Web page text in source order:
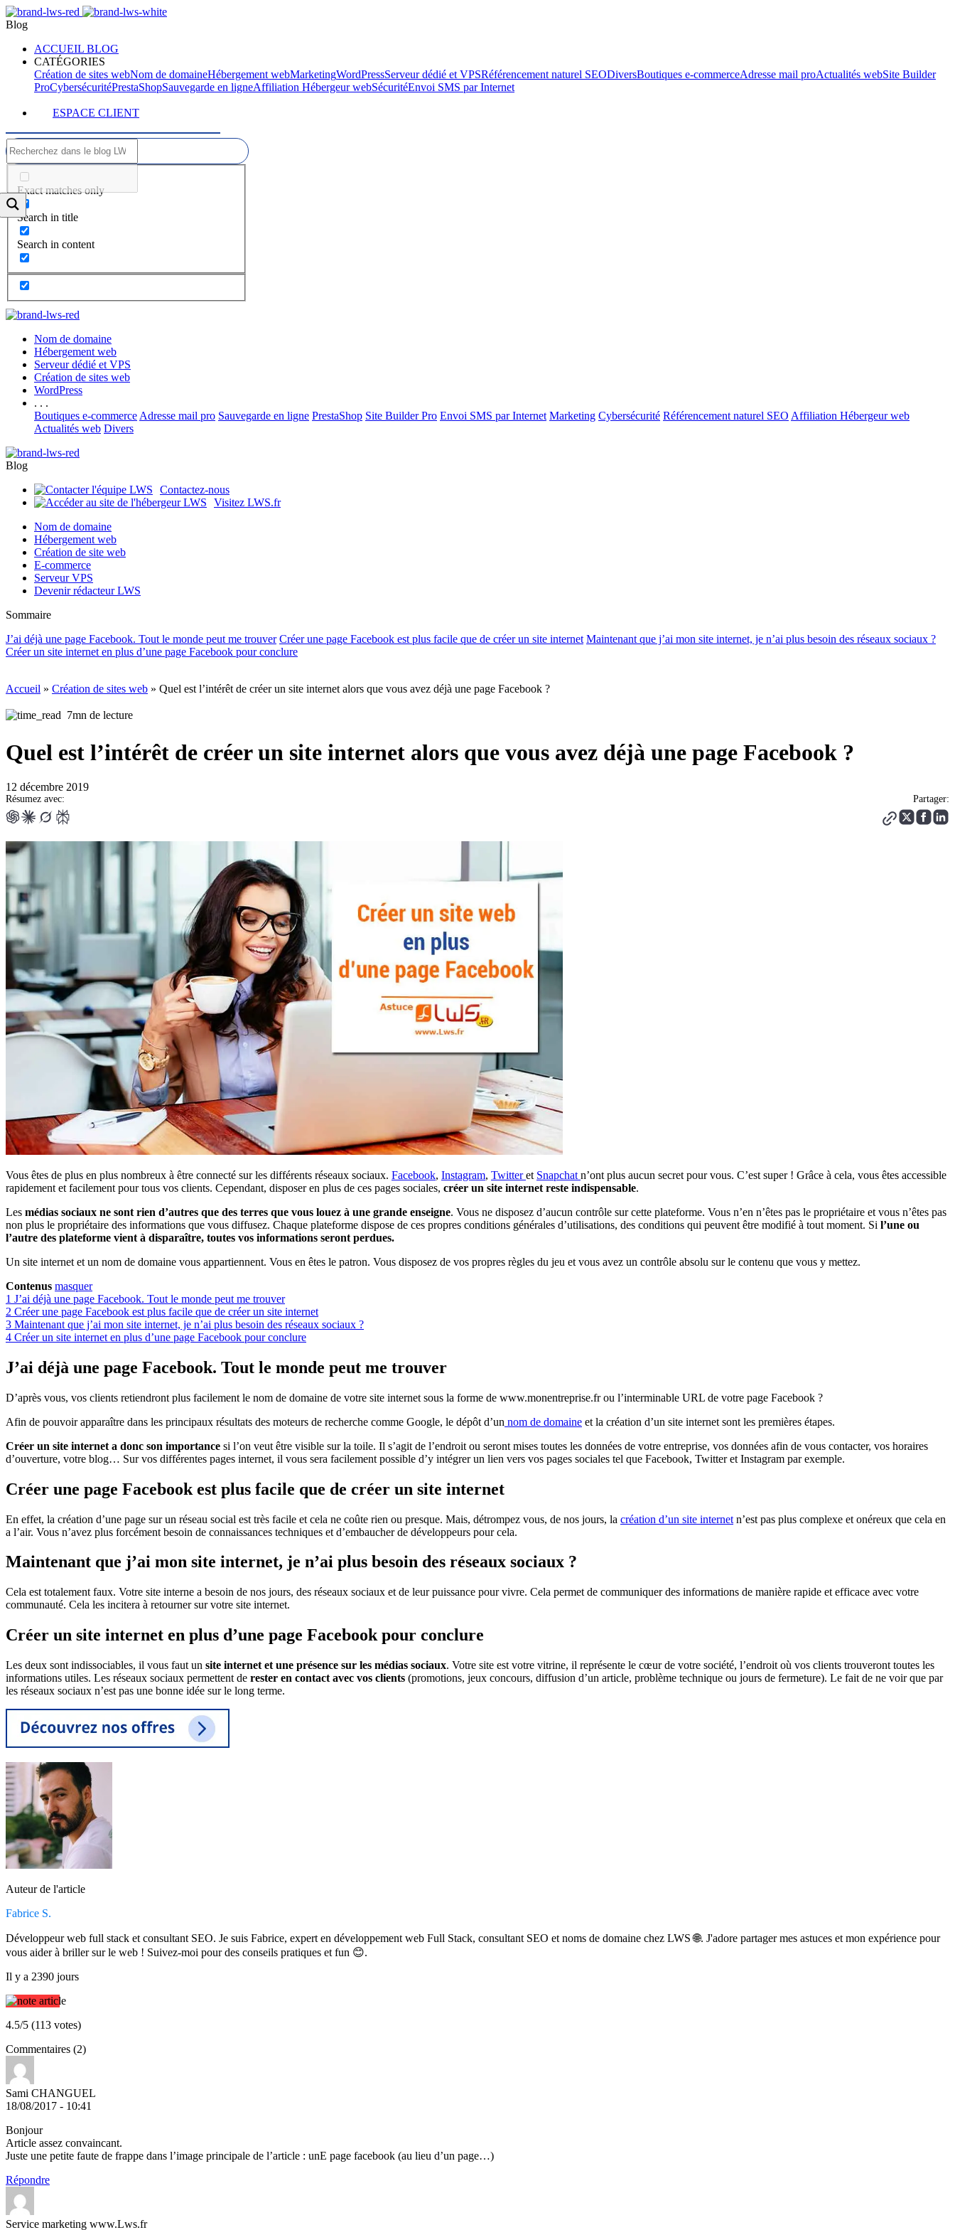
Blog
ACCUEIL BLOG
CATÉGORIES
Création de sites webNom de domaineHébergement webMarketingWordPressServeur dédié et VPSRéférencement naturel SEODiversBoutiques e-commerceAdresse mail proActualités webSite Builder
ProCybersécuritéPrestaShopSauvegarde en ligneAffiliation Hébergeur webSécuritéEnvoi SMS par Internet
ESPACE CLIENT
Exact matches only
Search in title
Search in content
Nom de domaine
Hébergement web
Serveur dédié et VPS
Création de sites web
WordPress
. . .
Boutiques e-commerce Adresse mail pro Sauvegarde en ligne PrestaShop Site Builder Pro Envoi SMS par Internet Marketing Cybersécurité Référencement naturel SEO Affiliation Hébergeur web
Actualités web Divers
Blog
Contactez-nous
Visitez LWS.fr
Nom de domaine
Hébergement web
Création de site web
E-commerce
Serveur VPS
Devenir rédacteur LWS
Sommaire
J’ai déjà une page Facebook. Tout le monde peut me trouver Créer une page Facebook est plus facile que de créer un site internet Maintenant que j’ai mon site internet, je n’ai plus besoin des réseaux sociaux ?
Créer un site internet en plus d’une page Facebook pour conclure
Accueil » Création de sites web » Quel est l’intérêt de créer un site internet alors que vous avez déjà une page Facebook ?
7mn de lecture
Quel est l’intérêt de créer un site internet alors que vous avez déjà une page Facebook ?
12 décembre 2019
Résumez avec: Partager:
Vous êtes de plus en plus nombreux à être connecté sur les différents réseaux sociaux. Facebook, Instagram, Twitteret Snapchat n’ont plus aucun secret pour vous. C’est super ! Grâce à cela, vous êtes accessible
rapidement et facilement pour tous vos clients. Cependant, disposer en plus de ces pages sociales, créer un site internet reste indispensable.
Les médias sociaux ne sont rien d’autres que des terres que vous louez à une grande enseigne. Vous ne disposez d’aucun contrôle sur cette plateforme. Vous n’en n’êtes pas le propriétaire et vous n’êtes pas
non plus le propriétaire des informations que vous diffusez. Chaque plateforme dispose de ces propres conditions générales d’utilisations, des conditions qui peuvent être modifié à tout moment. Si l’une ou
l’autre des plateforme vient à disparaître, toutes vos informations seront perdues.
Un site internet et un nom de domaine vous appartiennent. Vous en êtes le patron. Vous disposez de vos propres règles du jeu et vous avez un contrôle absolu sur le contenu que vous y mettez.
Contenus masquer
1 J’ai déjà une page Facebook. Tout le monde peut me trouver
2 Créer une page Facebook est plus facile que de créer un site internet
3 Maintenant que j’ai mon site internet, je n’ai plus besoin des réseaux sociaux ?
4 Créer un site internet en plus d’une page Facebook pour conclure
J’ai déjà une page Facebook. Tout le monde peut me trouver
D’après vous, vos clients retiendront plus facilement le nom de domaine de votre site internet sous la forme de www.monentreprise.fr ou l’interminable URL de votre page Facebook ?
Afin de pouvoir apparaître dans les principaux résultats des moteurs de recherche comme Google, le dépôt d’un nom de domaine et la création d’un site internet sont les premières étapes.
Créer un site internet a donc son importance si l’on veut être visible sur la toile. Il s’agit de l’endroit ou seront mises toutes les données de votre entreprise, vos données afin de vous contacter, vos horaires
d’ouverture, votre blog… Sur vos différentes pages internet, il vous sera facilement possible d’y intégrer un lien vers vos pages sociales tel que Facebook, Twitter et Instagram par exemple.
Créer une page Facebook est plus facile que de créer un site internet
En effet, la création d’une page sur un réseau social est très facile et cela ne coûte rien ou presque. Mais, détrompez vous, de nos jours, la création d’un site internet n’est pas plus complexe et onéreux que cela en
a l’air. Vous n’avez plus forcément besoin de connaissances techniques et d’embaucher de développeurs pour cela.
Maintenant que j’ai mon site internet, je n’ai plus besoin des réseaux sociaux ?
Cela est totalement faux. Votre site interne a besoin de nos jours, des réseaux sociaux et de leur puissance pour vivre. Cela permet de communiquer des informations de manière rapide et efficace avec votre
communauté. Cela les incitera à retourner sur votre site internet.
Créer un site internet en plus d’une page Facebook pour conclure
Les deux sont indissociables, il vous faut un site internet et une présence sur les médias sociaux. Votre site est votre vitrine, il représente le cœur de votre société, l’endroit où vos clients trouveront toutes les
informations utiles. Les réseaux sociaux permettent de rester en contact avec vos clients (promotions, jeux concours, diffusion d’un article, problème technique ou jours de fermeture). Le fait de ne voir que par
les réseaux sociaux n’est pas une bonne idée sur le long terme.
Auteur de l'article
Fabrice S.
Développeur web full stack et consultant SEO. Je suis Fabrice, expert en développement web Full Stack, consultant SEO et noms de domaine chez LWS 🌐. J'adore partager mes astuces et mon expérience pour
vous aider à briller sur le web ! Suivez-moi pour des conseils pratiques et fun 😊.
Il y a 2390 jours
4.5/5 (113 votes)
Commentaires (2)
Sami CHANGUEL
18/08/2017 - 10:41
Bonjour
Article assez convaincant.
Juste une petite faute de frappe dans l’image principale de l’article : unE page facebook (au lieu d’un page…)
Répondre
Service marketing www.Lws.fr